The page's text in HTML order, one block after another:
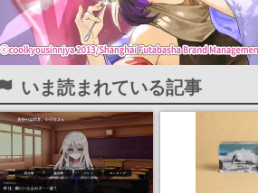
いま読まれている記事